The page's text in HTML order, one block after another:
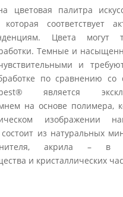
цветовая палитра
соответствует
Цвета могут
Темные и
и
по сравнению со
является
на основе полимера,
изображении
из натуральных
акрила – в
и кристаллических